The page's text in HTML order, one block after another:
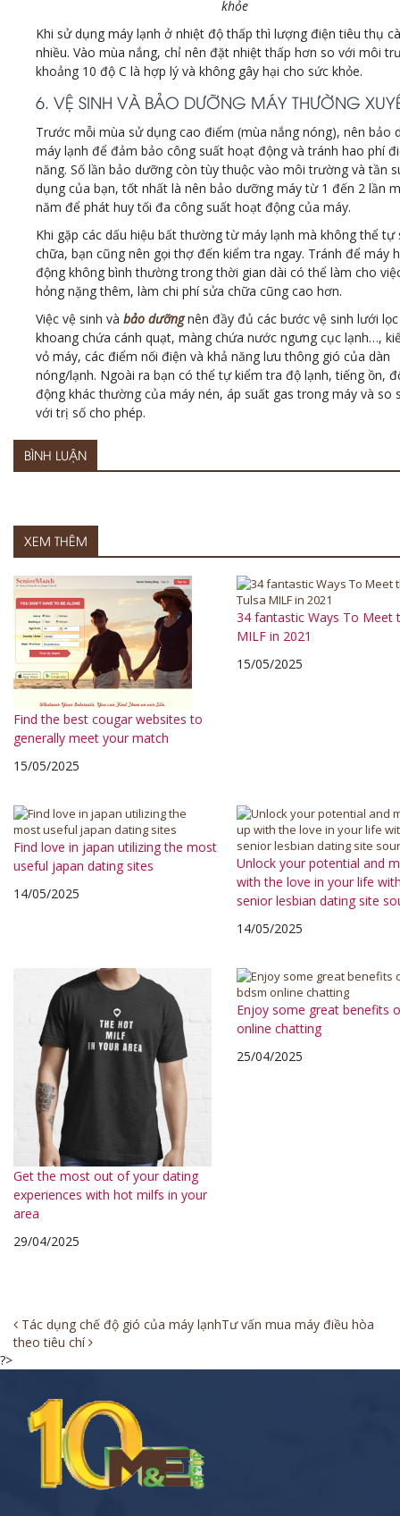
khỏe
Khi sử dụng máy lạnh ở nhiệt độ thấp thì lượng điện tiêu thụ
nhiều. Vào mùa nắng, chỉ nên đặt nhiệt thấp hơn so với môi
khoảng 10 độ C là hợp lý và không gây hại cho sức khỏe.
6. VỆ SINH VÀ BẢO DƯỠNG MÁY THƯỜNG
Trước mỗi mùa sử dụng cao điểm (mùa nắng nóng), nên bảo
máy lạnh để đảm bảo công suất hoạt động và tránh hao phí
năng. Số lần bảo dưỡng còn tùy thuộc vào môi trường và tần
dụng của bạn, tốt nhất là nên bảo dưỡng máy từ 1 đến 2 lần
năm để phát huy tối đa công suất hoạt động của máy.
Khi gặp các dấu hiệu bất thường từ máy lạnh mà không thể tự
chữa, bạn cũng nên gọi thợ đến kiểm tra ngay. Tránh để máy
động không bình thường trong thời gian dài có thể làm cho
hỏng nặng thêm, làm chi phí sửa chữa cũng cao hơn.
Việc vệ sinh và bảo dưỡngnên đầy đủ các bước vệ sinh lưới
khoang chứa cánh quạt, màng chứa nước ngưng cục lạnh…,
vỏ máy, các điểm nối điện và khả năng lưu thông gió của dàn
nóng/lạnh. Ngoài ra bạn có thể tự kiểm tra độ lạnh, tiếng ồn,
động khác thường của máy nén, áp suất gas trong máy và so
với trị số cho phép.
BÌNH LUẬN
XEM THÊM
Find the best cougar websites to
generally meet your match
15/05/2025
34 fantastic Ways To Meet
MILF in 2021
15/05/2025
Find love in japan utilizing the most
useful japan dating sites
14/05/2025
Unlock your potential and
with the love in your life
senior lesbian dating site
14/05/2025
Get the most out of your dating
experiences with hot milfs in your
area
29/04/2025
Enjoy some great benefits
online chatting
25/04/2025
Post
navigation
Tác dụng chế độ gió của máy lạnhTư vấn mua máy điều hòa
theo tiêu chí
?>